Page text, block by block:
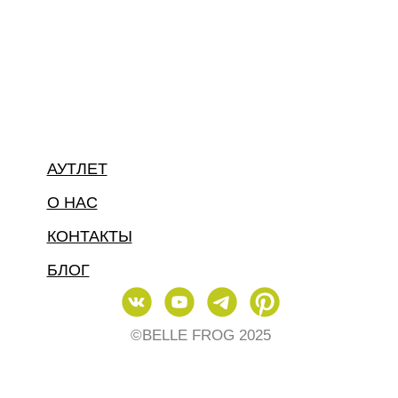
О НАС
КОНТАКТЫ
БЛОГ
©BELLE FROG 2025
АУТЛЕТ